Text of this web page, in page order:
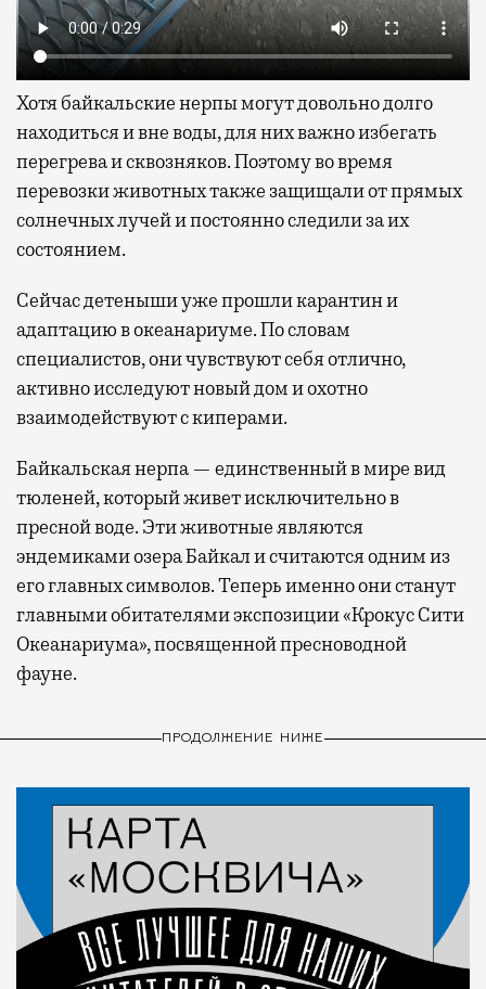
Хотя байкальские нерпы могут довольно долго
находиться и вне воды, для них важно избегать
перегрева и сквозняков. Поэтому во время
перевозки животных также защищали от прямых
солнечных лучей и постоянно следили за их
состоянием.
Сейчас детеныши уже прошли карантин и
адаптацию в океанариуме. По словам
специалистов, они чувствуют себя отлично,
активно исследуют новый дом и охотно
взаимодействуют с киперами.
Байкальская нерпа — единственный в мире вид
тюленей, который живет исключительно в
пресной воде. Эти животные являются
эндемиками озера Байкал и считаются одним из
его главных символов. Теперь именно они станут
главными обитателями экспозиции «Крокус Сити
Океанариума», посвященной пресноводной
фауне.
ПРОДОЛЖЕНИЕ НИЖЕ